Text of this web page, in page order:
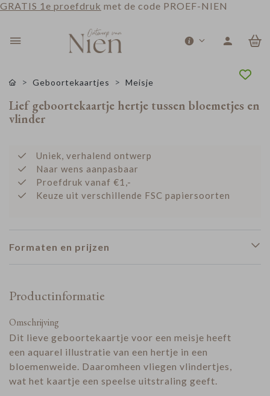
GRATIS 1e proefdruk met de code PROEF-NIEN
Geboortekaartjes Meisje
Lief geboortekaartje hertje tussen bloemetjes en
vlinder
Uniek, verhalend ontwerp
Naar wens aanpasbaar
Proefdruk vanaf €1,-
Keuze uit verschillende FSC papiersoorten
Formaten en prijzen
Productinformatie
Omschrijving
Dit lieve geboortekaartje voor een meisje heeft
een aquarel illustratie van een hertje in een
bloemenweide. Daaromheen vliegen vlindertjes,
wat het kaartje een speelse uitstraling geeft.